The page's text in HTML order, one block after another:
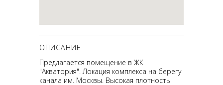
ОПИСАНИЕ
Предлагается помещение в ЖК
"Акватория". Локация комплекса на берегу
канала им. Москвы. Высокая плотность